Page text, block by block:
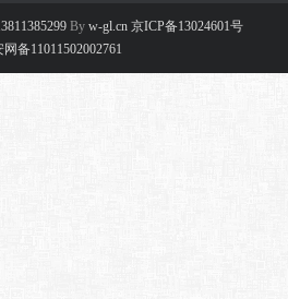
By w-gl.cn 京ICP备13024601号
备11011502002761